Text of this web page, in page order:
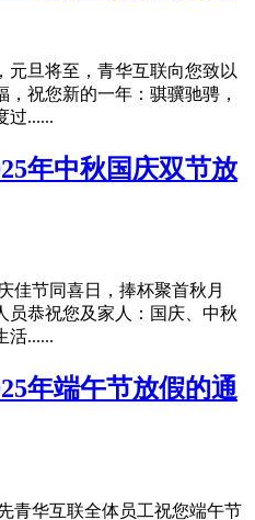
元旦将至，青华互联向您致以
祝您新的一年：骐骥驰骋，
过......
年中秋国庆双节放
佳节同喜日，捧杯聚首秋月
员恭祝您及家人：国庆、中秋
活......
年端午节放假的通
青华互联全体员工祝您端午节